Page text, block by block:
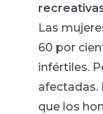
Las
60 por
infértiles.
afectadas.
que los